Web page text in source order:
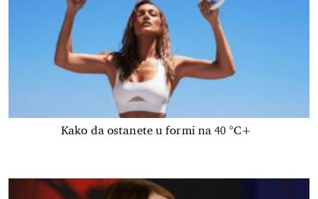
Kako da ostanete u formi na 40 °C+